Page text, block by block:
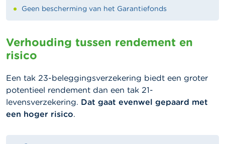
Geen bescherming van het Garantiefonds
Verhouding tussen rendement en
risico
Een tak 23-beleggingsverzekering biedt een groter
potentieel rendement dan een tak 21-
levensverzekering. Dat gaat evenwel gepaard met
een hoger risico.